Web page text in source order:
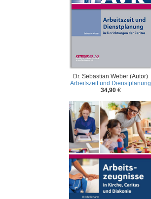
Dr. Sebastian Weber (Autor)
Arbeitszeit und Dienstplanung
34,90€